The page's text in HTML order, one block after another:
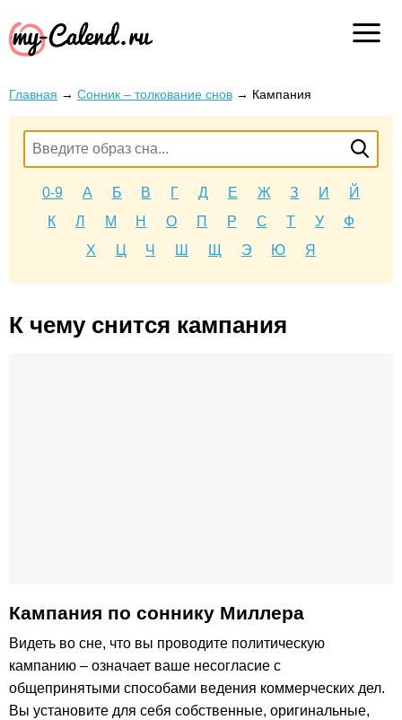
Главная → Сонник – толкование снов → Кампания
0-9 А Б В Г Д Е Ж З И
Й
К
Л М Н О П Р С Т У
Ф
Х
Ц Ч Ш Щ Э Ю Я
К чему снится кампания
Кампания по cоннику Миллера
Видеть во сне, что вы проводите политическую
кампанию – означает ваше несогласие с
общепринятыми способами ведения коммерческих дел.
Вы установите для себя собственные, оригинальные,